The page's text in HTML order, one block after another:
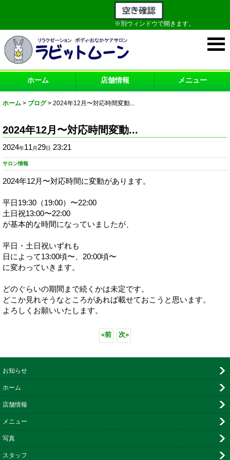
※別ウィンドウで開きます。
ホーム 店舗情報 メニュー
ホーム > ブログ > 2024年12月〜対応時間変動...
2024年12月〜対応時間変動...
2024年11月 29日 23:21
サロン情報
2024年12月〜対応時間に変動があります。
平日19:30（19:00）〜22:00
土日祝13:00〜22:00
が基本的な時間になっていましたが、
平日・土日祝いずれも
日によって13:00頃〜、20:00頃〜
に変わっていきます。
どのぐらいの期間まで続くかは未定です。
どこか見れそうなところがあれば載せておこうと思います。
よろしくお願いいたします。
«前 次»
お知らせ
ホーム
店舗情報
メニュー
写真
スタッフ